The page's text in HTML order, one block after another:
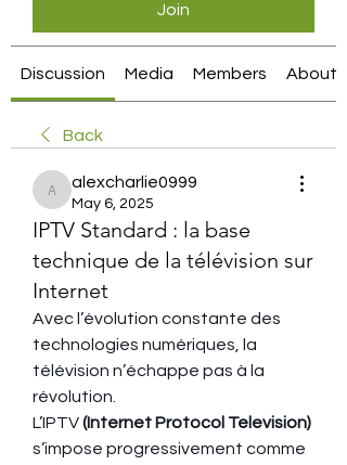
Join
Discussion Media Members About
Back
alexcharlie0999
alexcharlie0999
May 6, 2025
IPTV Standard : la base
technique de la télévision sur
Internet
Avec l’évolution constante des
technologies numériques, la
télévision n’échappe pas à la
révolution.
L’IPTV (Internet Protocol Television)
s’impose progressivement comme